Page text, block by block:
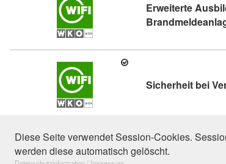
Erweiterte
Sicherheit bei
Diese Seite verwendet Session-Cookies.
werden diese automatisch gelöscht.